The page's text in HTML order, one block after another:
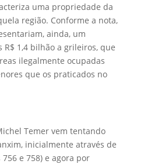
uma propriedade da
região. Conforme a nota,
ainda, um
1,4 bilhão a grileiros, que
ilegalmente ocupadas
que os praticados no
Temer vem tentando
inicialmente através de
e 758) e agora por